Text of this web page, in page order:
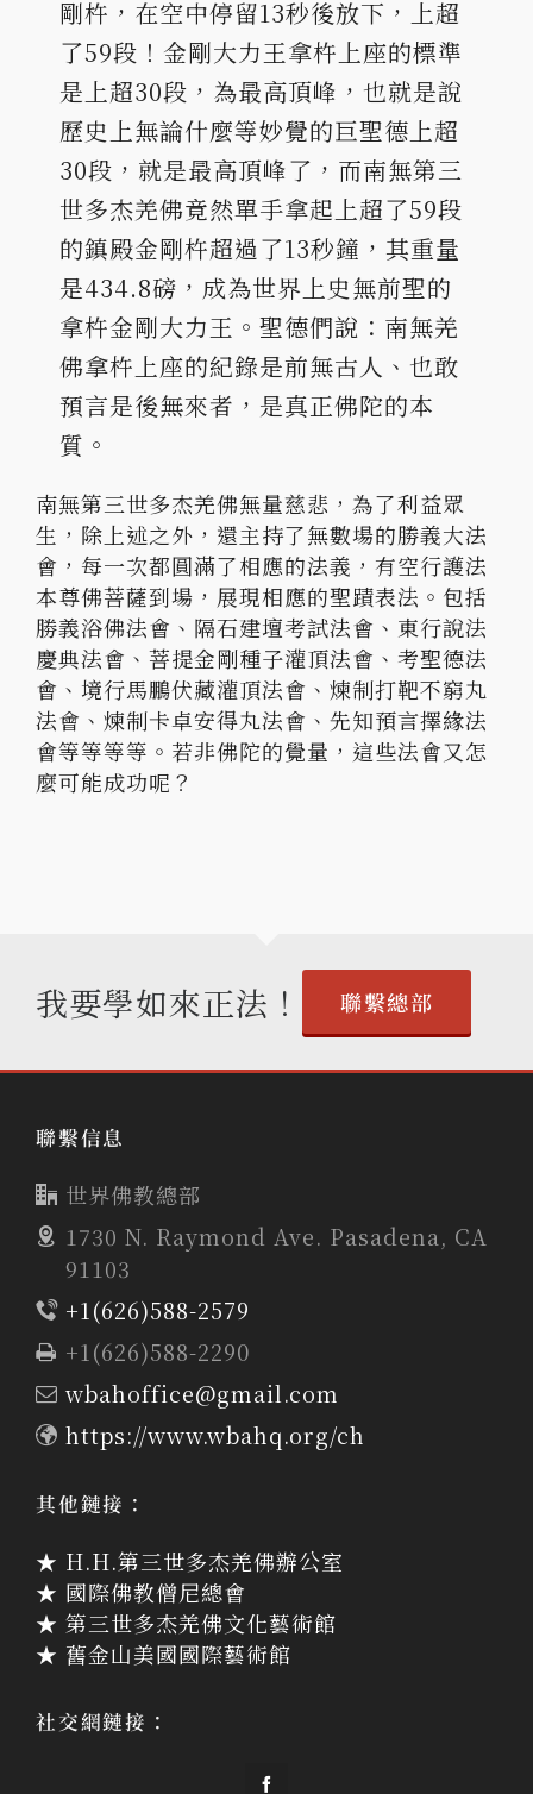
剛杵，在空中停留13秒後放下，上超
了59段！金剛大力王拿杵上座的標準
是上超30段，為最高頂峰，也就是說
歷史上無論什麼等妙覺的巨聖德上超
30段，就是最高頂峰了，而南無第三
世多杰羌佛竟然單手拿起上超了59段
的鎮殿金剛杵超過了13秒鐘，其重量
是434.8磅，成為世界上史無前聖的
拿杵金剛大力王。聖德們說：南無羌
佛拿杵上座的紀錄是前無古人、也敢
預言是後無來者，是真正佛陀的本
質。
南無第三世多杰羌佛無量慈悲，為了利益眾
生，除上述之外，還主持了無數場的勝義大法
會，每一次都圓滿了相應的法義，有空行護法
本尊佛菩薩到場，展現相應的聖蹟表法。包括
勝義浴佛法會、隔石建壇考試法會、東行說法
慶典法會、菩提金剛種子灌頂法會、考聖德法
會、境行馬鵬伏藏灌頂法會、煉制打靶不窮丸
法會、煉制卡卓安得丸法會、先知預言擇緣法
會等等等等。若非佛陀的覺量，這些法會又怎
麼可能成功呢？
我要學如來正法！ 聯繫總部
聯繫信息
世界佛教總部
1730 N. Raymond Ave. Pasadena, CA
91103
+1(626)588-2579
+1(626)588-2290
wbahoffice@gmail.com
https://www.wbahq.org/ch
其他鏈接：
★ H.H.第三世多杰羌佛辦公室
★ 國際佛教僧尼總會
★ 第三世多杰羌佛文化藝術館
★ 舊金山美國國際藝術館
社交網鏈接：